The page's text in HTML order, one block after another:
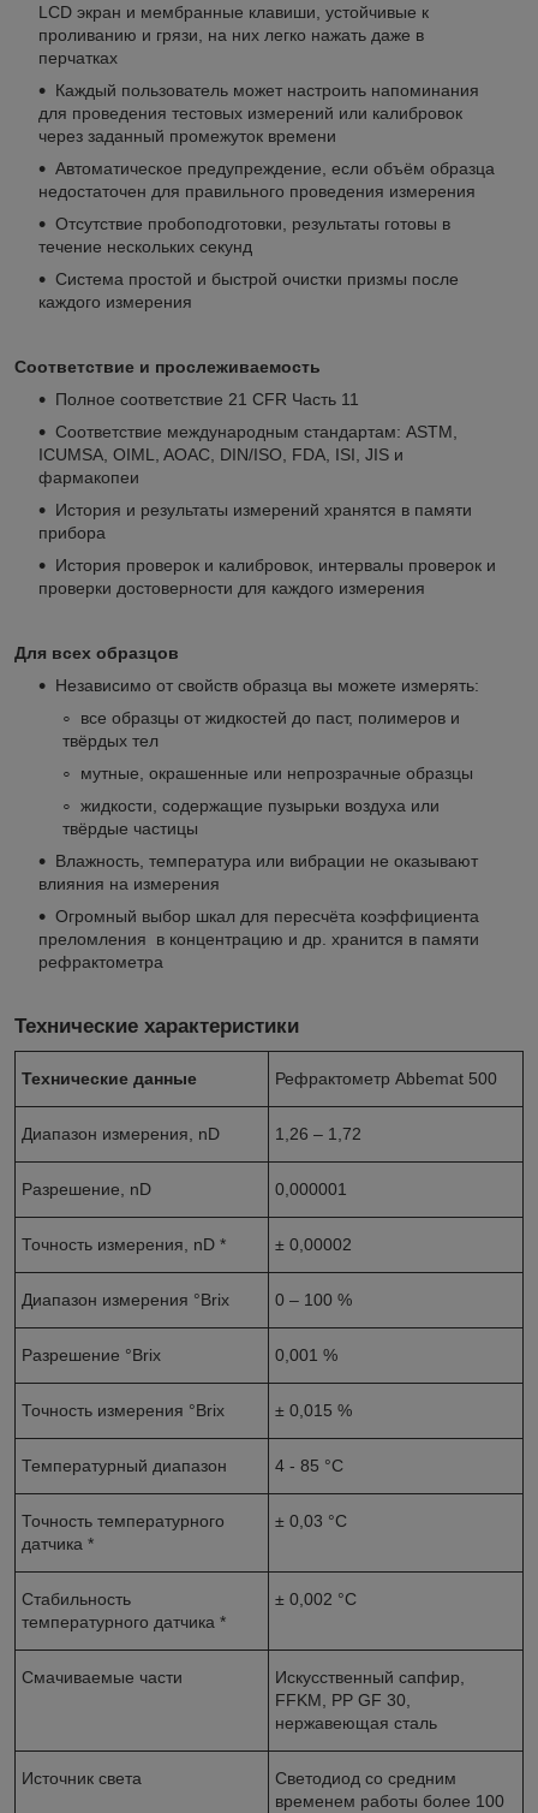
LCD экран и мембранные клавиши, устойчивые к
проливанию и грязи, на них легко нажать даже в
перчатках
Каждый пользователь может настроить напоминания
для проведения тестовых измерений или калибровок
через заданный промежуток времени
Автоматическое предупреждение, если объём образца
недостаточен для правильного проведения измерения
Отсутствие пробоподготовки, результаты готовы в
течение нескольких секунд
Система простой и быстрой очистки призмы после
каждого измерения
Соответствие и прослеживаемость
Полное соответствие 21 CFR Часть 11
Соответствие международным стандартам: ASTM,
ICUMSA, OIML, AOAC, DIN/ISO, FDA, ISI, JIS и
фармакопеи
История и результаты измерений хранятся в памяти
прибора
История проверок и калибровок, интервалы проверок и
проверки достоверности для каждого измерения
Для всех образцов
Независимо от свойств образца вы можете измерять:
все образцы от жидкостей до паст, полимеров и
твёрдых тел
мутные, окрашенные или непрозрачные образцы
жидкости, содержащие пузырьки воздуха или
твёрдые частицы
Влажность, температура или вибрации не оказывают
влияния на измерения
Огромный выбор шкал для пересчёта коэффициента
преломления в концентрацию и др. хранится в памяти
рефрактометра
Технические характеристики
Технические данные Рефрактометр Abbemat 500
Диапазон измерения, nD 1,26 – 1,72
Разрешение, nD 0,000001
Точность измерения, nD * ± 0,00002
Диапазон измерения °Brix 0 – 100 %
Разрешение °Brix 0,001 %
Точность измерения °Brix ± 0,015 %
Температурный диапазон 4 - 85 °C
Точность температурного
датчика *
± 0,03 °C
Стабильность
температурного датчика *
± 0,002 °C
Смачиваемые части
Искусственный сапфир,
FFKM, PP GF 30,
нержавеющая сталь
Источник света
Cветодиод со средним
временем работы более 100